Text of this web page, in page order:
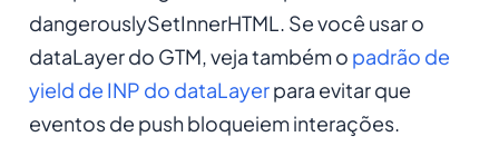
dangerouslySetInnerHTML. Se você usar o
dataLayer do GTM, veja também o padrão de
yield de INP do dataLayerpara evitar que
eventos de push bloqueiem interações.